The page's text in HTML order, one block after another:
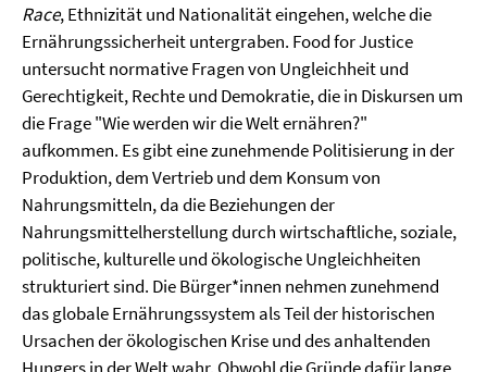
Race, Ethnizität und Nationalität eingehen, welche die
Ernährungssicherheit untergraben. Food for Justice
untersucht normative Fragen von Ungleichheit und
Gerechtigkeit, Rechte und Demokratie, die in Diskursen um
die Frage "Wie werden wir die Welt ernähren?"
aufkommen. Es gibt eine zunehmende Politisierung in der
Produktion, dem Vertrieb und dem Konsum von
Nahrungsmitteln, da die Beziehungen der
Nahrungsmittelherstellung durch wirtschaftliche, soziale,
politische, kulturelle und ökologische Ungleichheiten
strukturiert sind. Die Bürger*innen nehmen zunehmend
das globale Ernährungssystem als Teil der historischen
Ursachen der ökologischen Krise und des anhaltenden